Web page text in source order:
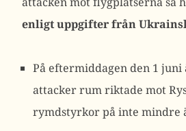
enligt uppgifter från
På eftermiddagen den 1 juni
attacker rum riktade mot
rymdstyrkor på inte mindre